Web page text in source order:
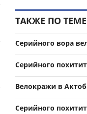
ТАКЖЕ ПО ТЕМЕ
Серийного вора
Серийного
Велокражи в
Серийного